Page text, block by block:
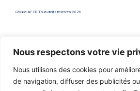
Nous respectons votre vie
Nous utilisons des cookies pour
de navigation, diffuser des publicités
Groupe AFER Tous droits réservés 2026
Complaint Examination